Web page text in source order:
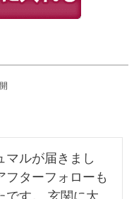
マルが届きまし
フターフォローも
です。 玄関に大